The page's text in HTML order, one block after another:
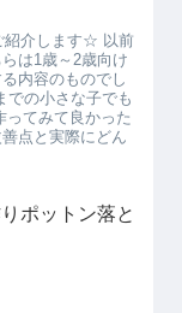
紹介します☆ 以前
は1歳～2歳向け
内容のものでし
での小さな子でも
てみて良かった
点と実際にどん
ポットン落と